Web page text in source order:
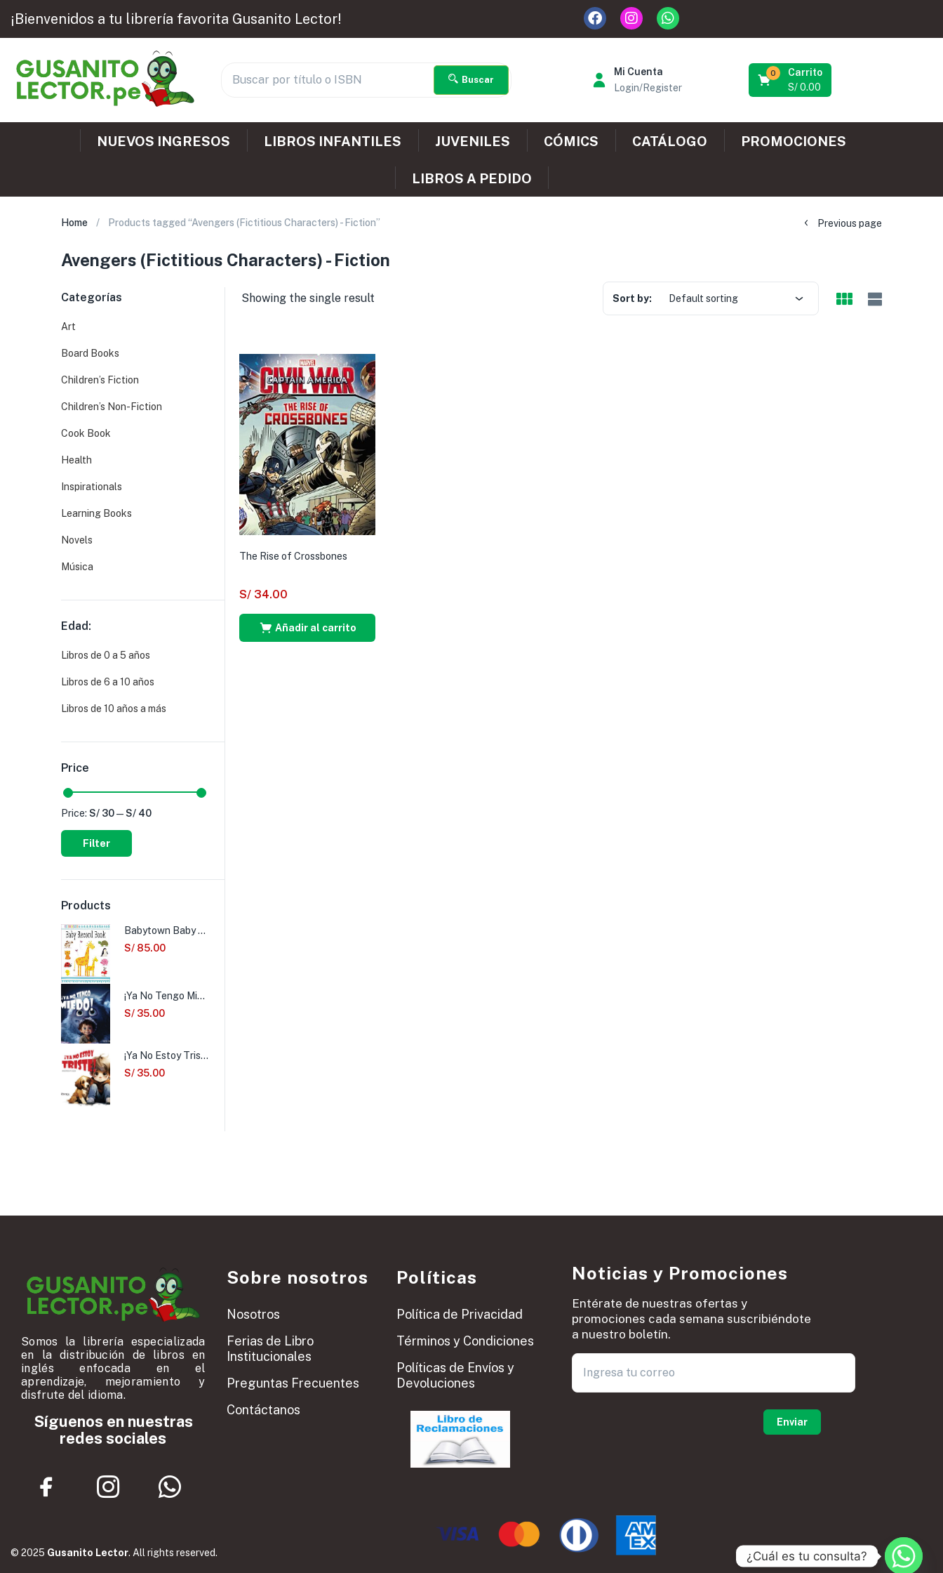
¡Bienvenidos a tu librería favorita Gusanito Lector!
Buscar
Mi Cuenta
Login/Register
Carrito
0
S/0.00
NUEVOS INGRESOS LIBROS INFANTILES JUVENILES CÓMICS CATÁLOGO PROMOCIONES
LIBROS A PEDIDO
Home Products tagged “Avengers (Fictitious Characters) - Fiction” Previous page
Avengers (Fictitious Characters) - Fiction
Showing the single result Sort by: Default sorting
The Rise of Crossbones
S/ 34.00
Añadir al carrito
Categorías
Art
Board Books
Children’s Fiction
Children’s Non-Fiction
Cook Book
Health
Inspirationals
Learning Books
Novels
Música
Edad:
Libros de 0 a 5 años
Libros de 6 a 10 años
Libros de 10 años a más
Price
Filter
Price: S/ 30—S/ 40
Products
Babytown Baby Record Book
S/ 85.00
¡Ya No Tengo Miedo!
S/ 35.00
¡Ya No Estoy Triste!
S/ 35.00
Somos la librería especializada
en la distribución de libros en
inglés enfocada en el
aprendizaje, mejoramiento y
disfrute del idioma.
Síguenos en nuestras
redes sociales
Sobre nosotros
Nosotros
Ferias de Libro
Institucionales
Preguntas Frecuentes
Contáctanos
Políticas
Política de Privacidad
Términos y Condiciones
Políticas de Envíos y
Devoluciones
Noticias y Promociones
Entérate de nuestras ofertas y
promociones cada semana suscribiéndote
a nuestro boletín.
© 2025 Gusanito Lector. All rights reserved. ¿Cuál es tu consulta?